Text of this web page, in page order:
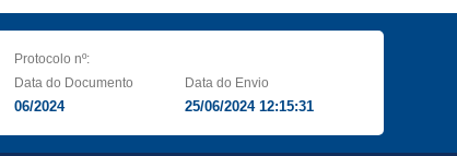
Protocolo nº:
Data do Documento
06/2024
Data do Envio
25/06/2024 12:15:31